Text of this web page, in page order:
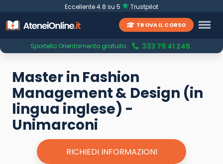
Eccellente 4.8 su 5 Trustpilot
TROVA IL CORSO
Sportello Orientamento gratuito 333 79 41 245
Master in Fashion
Management & Design (in
lingua inglese) -
Unimarconi
RICHIEDI INFORMAZIONI